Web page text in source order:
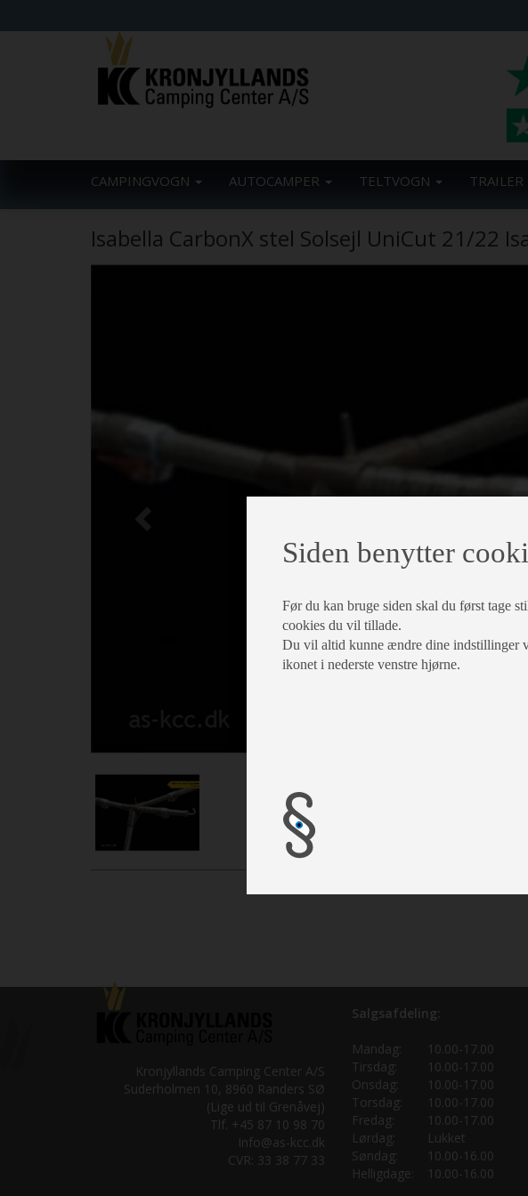
CAMPINGVOGN AUTOCAMPER TELTVOGN TRAILER
Isabella CarbonX stel Solsejl UniCut 21/22
Kronjyllands Camping Center A/S
Suderholmen 10, 8960 Randers SØ
(Lige ud til Grenåvej)
Tlf. +45 87 10 98 70
Info@as-kcc.dk
CVR: 33 38 77 33
Salgsafdeling:
Mandag:
10.00-17.00
Tirsdag:
10.00-17.00
Onsdag:
10.00-17.00
Torsdag:
10.00-17.00
Fredag:
10.00-17.00
Lørdag:
Lukket
Søndag:
10.00-16.00
Helligdage:
10.00-16.00
Siden benytter
Før du kan bruge siden skal du først tage
cookies du vil tillade.
Du vil altid kunne ændre dine indstillinger
ikonet i nederste venstre hjørne.